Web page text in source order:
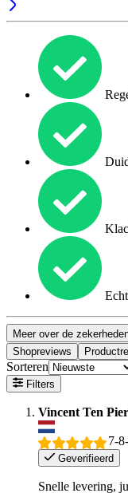
Meer over de
Shopreviews
Sorteren
Filters
Vincent Ten
7-
Geverifieerd
Snelle levering,